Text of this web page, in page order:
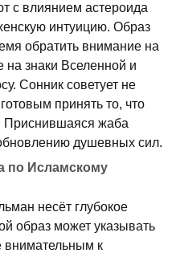
с влиянием астероида
интуицию. Образ
обратить внимание на
знаки Вселенной и
Сонник советует не
принять то, что
Приснившаяся жаба
душевных сил.
по Исламскому
несёт глубокое
образ может указывать
внимательным к